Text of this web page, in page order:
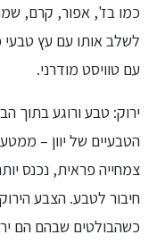
כמו בז', אפור, קרם,
לשלב אותו עם עץ טבעי
עם טוויסט מודרני.
ירוק: טבע ורוגע בתוך
הטבעיים של יוון –
צמחייה פראית, נכנס
חיבור לטבע. הצבע
כשהבולטים שבהם הם